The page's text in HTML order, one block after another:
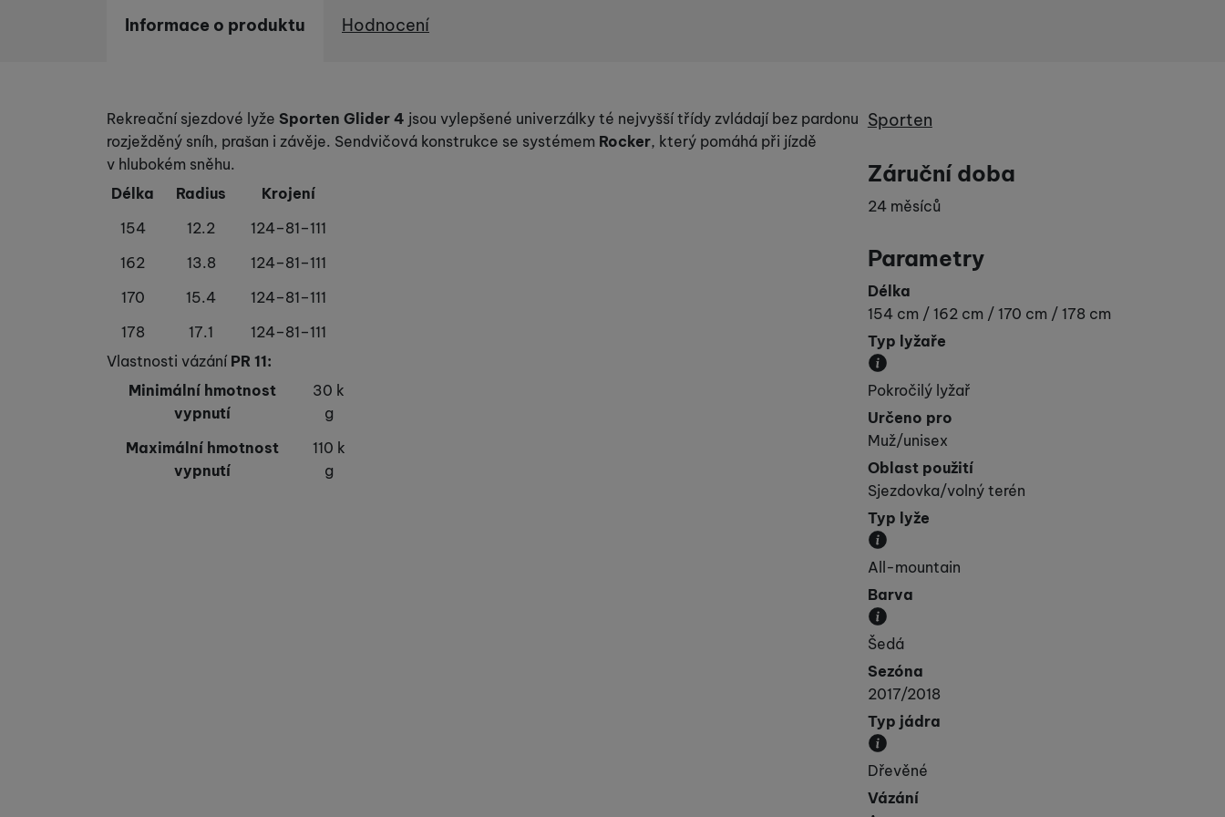
Informace o produktu Hodnocení
Rekreační sjezdové lyže Sporten Glider 4 jsou vylepšené univerzálky té nejvyšší třídy zvládají bez pardonu
rozježděný sníh, prašan i závěje. Sendvičová konstrukce se systémem Rocker, který pomáhá při jízdě
v hlubokém sněhu.
Délka
Radius
Krojení
154
12.2
124–81–111
162
13.8
124–81–111
170
15.4
124–81–111
178
17.1
124–81–111
Vlastnosti vázáníPR 11:
Minimální hmotnost
vypnutí
30 k
g
Maximální hmotnost
vypnutí
110 k
g
Výrobce
Sporten
Záruční doba
24 měsíců
Parametry
Délka
154 cm / 162 cm / 170 cm / 178 cm
Typ lyžaře
Udává vaší „výkonnost“.
Pokročilý lyžař
Určeno pro
Muž/unisex
Oblast použití
Sjezdovka/volný terén
Typ lyže
Kategorie, do které lyže spadá svými
All-mountain
Barva
Převládající barva výrobku.
Šedá
Sezóna
2017/2018
Typ jádra
Materiál, ze kterého je jádro lyže vyrobeno.
Dřevěné
Vázání